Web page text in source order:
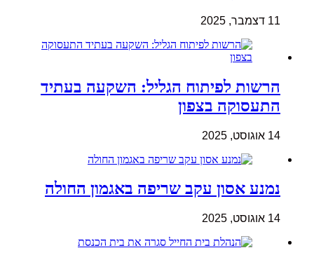
11 דצמבר, 2025
הרשות לפיתוח הגליל: השקעה בעתיד
התעסוקה בצפון
14 אוגוסט, 2025
נמנע אסון עקב שריפה באגמון החולה
14 אוגוסט, 2025